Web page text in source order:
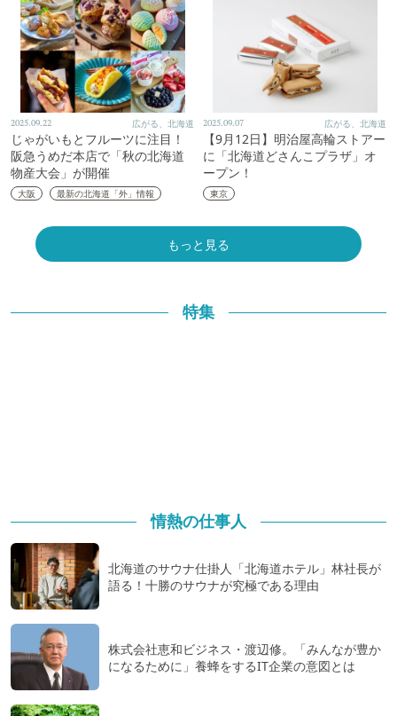
2025.09.22 広がる、北海道
じゃがいもとフルーツに注目！
阪急うめだ本店で「秋の北海道
物産大会」が開催
大阪 最新の北海道「外」情報
2025.09.07 広がる、北海道
【9月12日】明治屋高輪ストアー
に「北海道どさんこプラザ」オ
ープン！
東京
もっと見る
特集
情熱の仕事人
北海道のサウナ仕掛人「北海道ホテル」林社長が
語る！十勝のサウナが究極である理由
株式会社恵和ビジネス・渡辺修。「みんなが豊か
になるために」養蜂をするIT企業の意図とは